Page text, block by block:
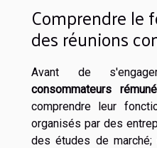
Comprendre le
des réunions
Avant de
consommateurs
comprendre leur
organisés par des
des études de